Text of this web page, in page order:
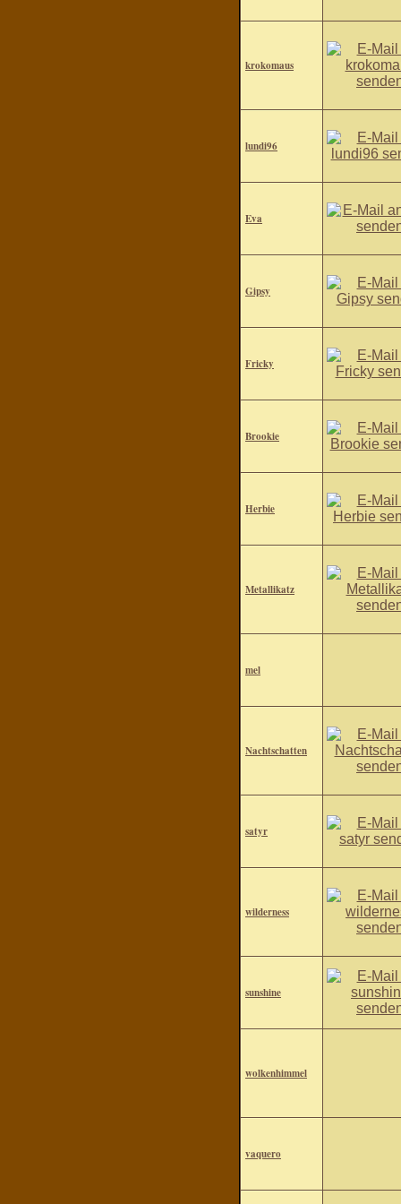
krokomaus
lundi96
Eva
Gipsy
Fricky
Brookie
Herbie
Metallikatz
mel
Nachtschatten
satyr
wilderness
sunshine
wolkenhimmel
vaquero